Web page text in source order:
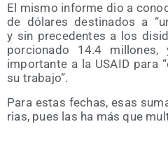
El mis­mo infor­me dio a
de dóla­res des­ti­na­dos a
y sin pre­ce­den­tes a los
por­cio­na­do 14.4
impor­tan­te a la USAID para
su trabajo”.
Para estas fechas, esas
rias, pues las ha más que